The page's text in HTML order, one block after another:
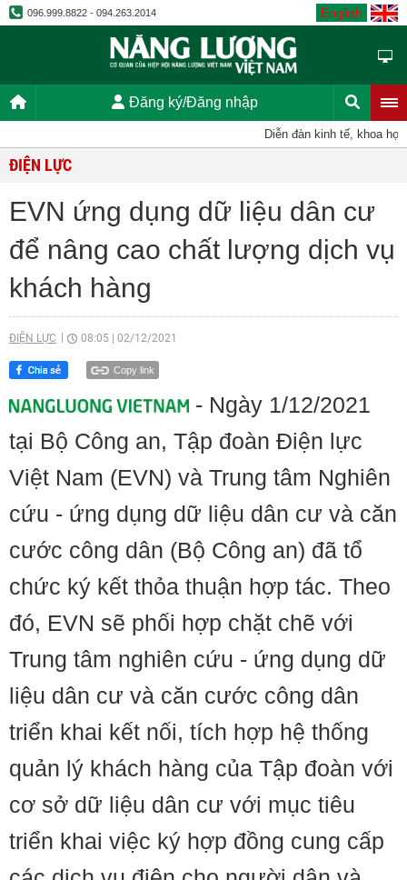
096.999.8822 - 094.263.2014 English
Đăng ký/Đăng nhập
Diễn đàn kinh tế, khoa học,
ĐIỆN LỰC
EVN ứng dụng dữ liệu dân cư
để nâng cao chất lượng dịch vụ
khách hàng
ĐIỆN LỰC 08:05 02/12/2021
Copy link
- Ngày 1/12/2021
tại Bộ Công an, Tập đoàn Điện lực
Việt Nam (EVN) và Trung tâm Nghiên
cứu - ứng dụng dữ liệu dân cư và căn
cước công dân (Bộ Công an) đã tổ
chức ký kết thỏa thuận hợp tác. Theo
đó, EVN sẽ phối hợp chặt chẽ với
Trung tâm nghiên cứu - ứng dụng dữ
liệu dân cư và căn cước công dân
triển khai kết nối, tích hợp hệ thống
quản lý khách hàng của Tập đoàn với
cơ sở dữ liệu dân cư với mục tiêu
triển khai việc ký hợp đồng cung cấp